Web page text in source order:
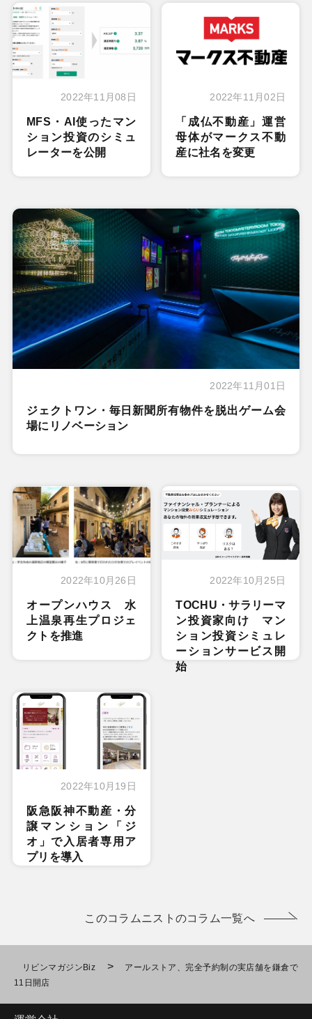
2022年11月08日
MFS・AI使ったマン
ション投資のシミュ
レーターを公開
2022年11月02日
「成仏不動産」運営
母体がマークス不動
産に社名を変更
2022年11月01日
ジェクトワン・毎日新聞所有物件を脱出ゲーム会
場にリノベーション
2022年10月26日
オープンハウス 水
上温泉再生プロジェ
クトを推進
2022年10月25日
TOCHU・サラリーマ
ン投資家向け マン
ション投資シミュレ
ーションサービス開
始
2022年10月19日
阪急阪神不動産・分
譲マンション「ジ
オ」で入居者専用ア
プリを導入
このコラムニストのコラム一覧へ
リビンマガジンBiz >
アールストア、完全予約制の実店舗を鎌倉で
11日開店